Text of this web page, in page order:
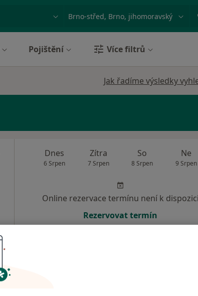
Město nebo region
Pojištění Více filtrů
Jak řadíme výsledky
Dnes
6 Srpen
Zítra
7 Srpen
So
8 Srpen
Ne
9 Srpen
Online rezervace termínu není k dispozici
Rezervovat termín